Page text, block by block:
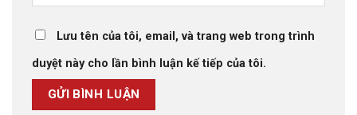
Lưu tên của tôi, email, và trang web trong trình
duyệt này cho lần bình luận kế tiếp của tôi.